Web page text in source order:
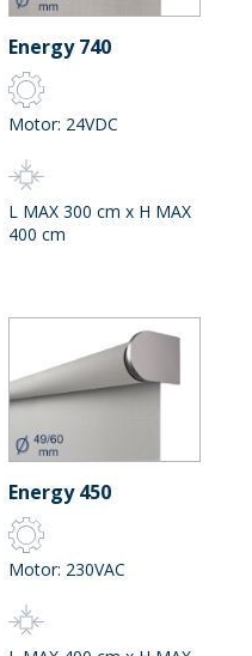
Energy 740
Motor: 24VDC
L MAX 300 cm x H MAX
400 cm
Energy 450
Motor: 230VAC